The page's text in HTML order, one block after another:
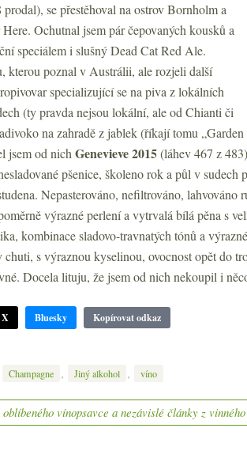
se přestěhoval na ostrov Bornholm a
Ochutnal jsem pár čepovaných kousků a
speciálem i slušný Dead Cat Red Ale.
kterou poznal v Austrálii, ale rozjeli další
specializující se na piva z lokálních
(ty pravda nejsou lokální, ale od Chianti či
na zahradě z jablek (říkají tomu „Garden
jsem od nich Genevieve 2015(láhev 467 z
pšenice, školeno rok a půl v sudech
Nepasterováno, nefiltrováno, lahvováno
výrazné perlení a vytrvalá bílá pěna s
kombinace sladovo-travnatých tónů a
s výraznou kyselinou, ovocnost opět do
Docela lituju, že jsem od nich nekoupil i
X Bluesky Kopírovat odkaz
Champagne Jiný alkohol víno
vínopsavce a nezávislé články z